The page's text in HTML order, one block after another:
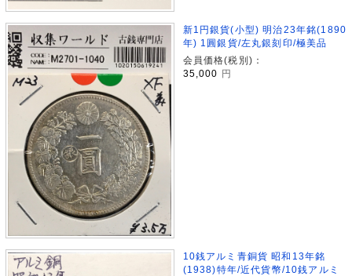
新1円銀貨(小型) 明治23年銘(1890
年) 1圓銀貨/左丸銀刻印/極美品
会員価格(税別)：
35,000
円
10銭アルミ青銅貨 昭和13年銘
(1938)特年/近代貨幣/10銭アルミ